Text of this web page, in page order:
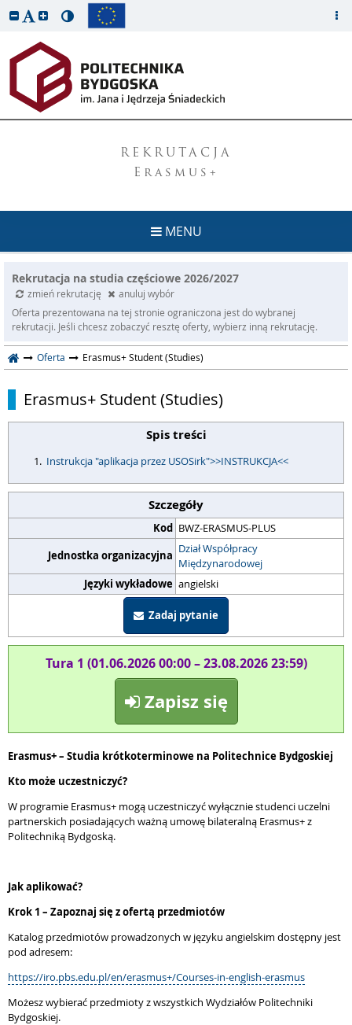
REKRUTACJA
Erasmus+
MENU
Rekrutacja na studia częściowe 2026/2027
zmień rekrutację
anuluj wybór
Oferta prezentowana na tej stronie ograniczona jest do wybranej
rekrutacji. Jeśli chcesz zobaczyć resztę oferty, wybierz inną rekrutację.
Oferta Erasmus+ Student (Studies)
Erasmus+ Student (Studies)
Spis treści
Instrukcja "aplikacja przez USOSirk">>INSTRUKCJA<<
Szczegóły
Kod BWZ-ERASMUS-PLUS
Jednostka organizacyjna Dział Współpracy
Międzynarodowej
Języki wykładowe angielski
Zadaj pytanie
Tura 1 (01.06.2026 00:00 – 23.08.2026 23:59)
Zapisz się
Erasmus+ – Studia krótkoterminowe na Politechnice Bydgoskiej
Kto może uczestniczyć?
W programie Erasmus+ mogą uczestniczyć wyłącznie studenci uczelni
partnerskich posiadających ważną umowę bilateralną Erasmus+ z
Politechniką Bydgoską.
Jak aplikować?
Krok 1 – Zapoznaj się z ofertą przedmiotów
Katalog przedmiotów prowadzonych w języku angielskim dostępny jest
pod adresem:
https://iro.pbs.edu.pl/en/erasmus+/Courses-in-english-erasmus
Możesz wybierać przedmioty z wszystkich Wydziałów Politechniki
Bydgoskiej.